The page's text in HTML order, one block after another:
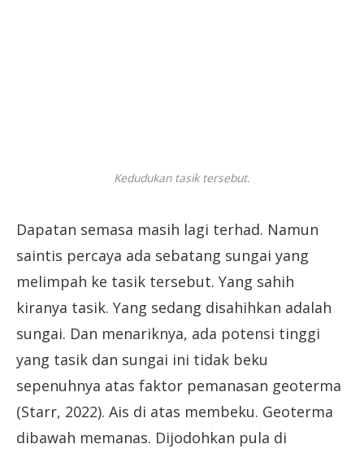
Kedudukan tasik tersebut.
Dapatan semasa masih lagi terhad. Namun
saintis percaya ada sebatang sungai yang
melimpah ke tasik tersebut. Yang sahih
kiranya tasik. Yang sedang disahihkan adalah
sungai. Dan menariknya, ada potensi tinggi
yang tasik dan sungai ini tidak beku
sepenuhnya atas faktor pemanasan geoterma
(Starr, 2022). Ais di atas membeku. Geoterma
dibawah memanas. Dijodohkan pula di